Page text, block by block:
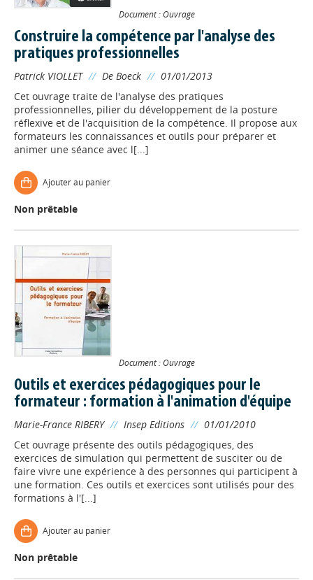
Document : Ouvrage
Construire la compétence par l'analyse des
pratiques professionnelles
Patrick VIOLLET // De Boeck // 01/01/2013
Cet ouvrage traite de l'analyse des pratiques
professionnelles, pilier du développement de la posture
réflexive et de l'acquisition de la compétence. Il propose aux
formateurs les connaissances et outils pour préparer et
animer une séance avec l[...]
Ajouter au panier
Non prêtable
Document : Ouvrage
Outils et exercices pédagogiques pour le
formateur : formation à l'animation d'équipe
Marie-France RIBERY // Insep Editions // 01/01/2010
Cet ouvrage présente des outils pédagogiques, des
exercices de simulation qui permettent de susciter ou de
faire vivre une expérience à des personnes qui participent à
une formation. Ces outils et exercices sont utilisés pour des
formations à l'[...]
Ajouter au panier
Non prêtable